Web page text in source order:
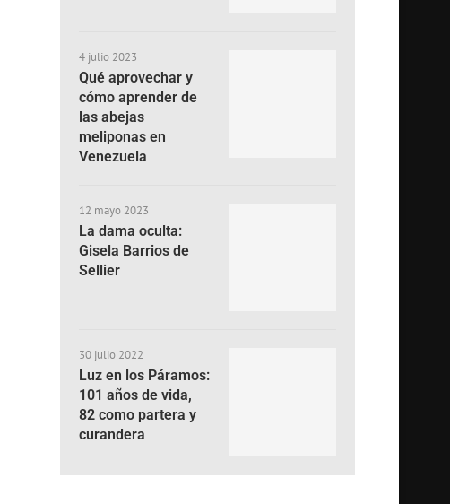
4 julio 2023
Qué aprovechar y
cómo aprender de
las abejas
meliponas en
Venezuela
12 mayo 2023
La dama oculta:
Gisela Barrios de
Sellier
30 julio 2022
Luz en los Páramos:
101 años de vida,
82 como partera y
curandera